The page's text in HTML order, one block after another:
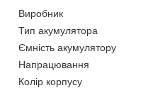
Виробник
Тип акумулятора
Ємність акумулятору
Напрацювання
Колір корпусу